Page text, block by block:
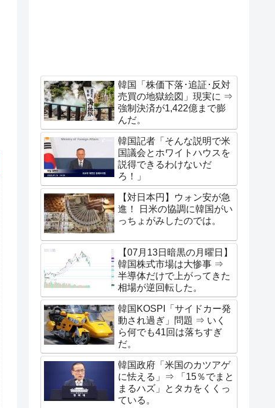
韓国「株価下落･追証･反対
売買の地獄絵図」現実に ⇒
強制決済が1,422億まで膨
んだ。
韓国記者「そんな説明で米
国議会とホワイトハウスを
説得できるわけないだ
ろ！」
【対日本円】ウォン安が急
進！ 日米の協調に韓国がい
っちょがみしたのでは。
【07月13日暗黒の月曜日】
韓国株式市場は大惨事 ⇒
半導体だけで上がってきた
相場が逆回転した。
韓国KOSPI「サイドカー発
動され過ぎ」問題 ⇒ いく
ら何でも41回は落ちすぎ
だ。
韓国政府「米国のカツアゲ
に怯える」⇒ 「15％でまと
まるハズ」とタカをくくっ
ている。